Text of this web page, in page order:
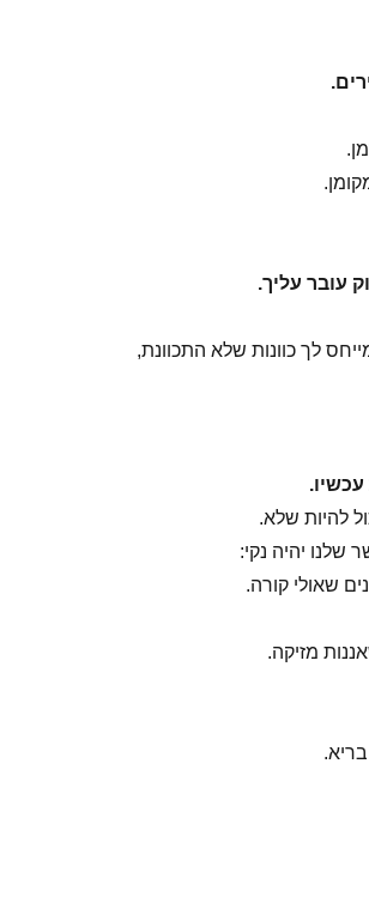
עובר עליך.
לך כוונות שלא התכוונת,
להיות שלא.
יהיה נקי:
שאולי קורה.
מזיקה.